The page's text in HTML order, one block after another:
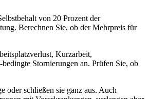
von 20 Prozent der
Berechnen Sie, ob der Mehrpreis für
Kurzarbeit,
Stornierungen an. Prüfen Sie, ob
oder schließen sie ganz aus. Auch